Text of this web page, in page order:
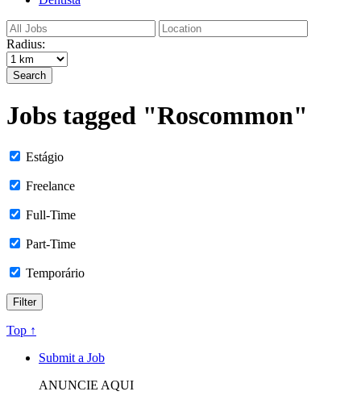
Radius:
Search
Jobs tagged "Roscommon"
Estágio
Freelance
Full-Time
Part-Time
Temporário
Top ↑
Submit a Job
ANUNCIE AQUI